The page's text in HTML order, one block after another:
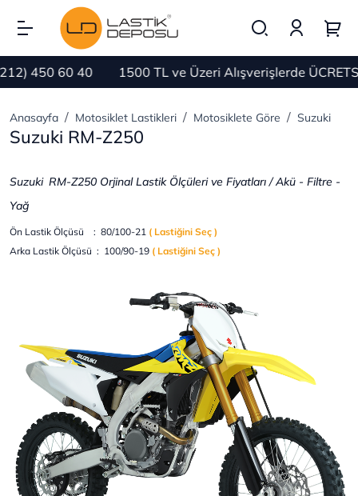
60 40 1500 TL ve Üzeri Alışverişlerde ÜCRETSİZ
Anasayfa Motosiklet Lastikleri Motosiklete Göre Suzuki
Suzuki RM-Z250
Suzuki RM-Z250 Orjinal Lastik Ölçüleri ve Fiyatları / Akü - Filtre -
Yağ
Ön Lastik Ölçüsü : 80/100-21 ( Lastiğini Seç )
Arka Lastik Ölçüsü : 100/90-19 ( Lastiğini Seç )